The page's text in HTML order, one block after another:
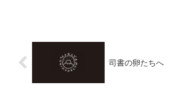
司書の卵たちへ